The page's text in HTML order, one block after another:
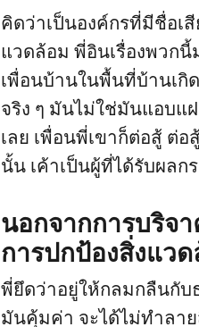
คิดว่าเป็นองค์กรที่มีชื่อเ
แวดล้อม พี่อินเรื่องพวก
เพื่อนบ้านในพื้นที่บ้านเกิ
จริง ๆ มันไม่ใช่มันแอบแ
เลย เพื่อนพี่เขาก็ต่อสู้ ต่
นั้น เค้าเป็นผู้ที่ได้รับผลก
นอกจากการบริจ
การปกป้องสิ่งแวด
พี่ยึดว่าอยู่ให้กลมกลืนกับ
มันคุ้มค่า จะได้ไม่ทำลา